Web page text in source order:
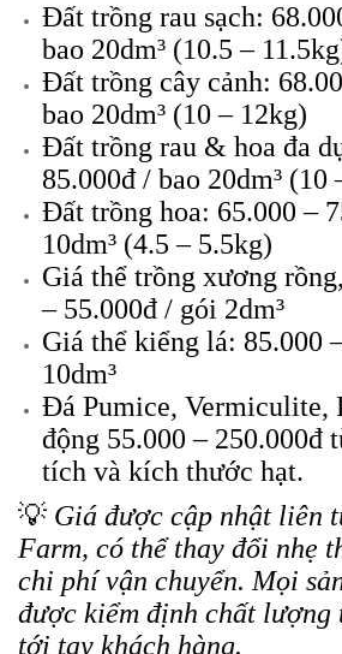
Đất trồng rau sạch:
bao 20dm³ (10.5 –
Đất trồng cây cảnh:
bao 20dm³ (10 – 12kg)
Đất trồng rau & hoa đa
85.000đ / bao 20dm³ (10
Đất trồng hoa: 65.000 –
10dm³ (4.5 – 5.5kg)
Giá thể trồng xương
– 55.000đ / gói 2dm³
Giá thể kiểng lá: 85.000
10dm³
Đá Pumice, Vermiculite,
động 55.000 – 250.000đ
tích và kích thước hạt.
💡 Giá được cập nhật liên
Farm, có thể thay đổi nhẹ
chi phí vận chuyển. Mọi
được kiểm định chất
tới tay khách hàng.